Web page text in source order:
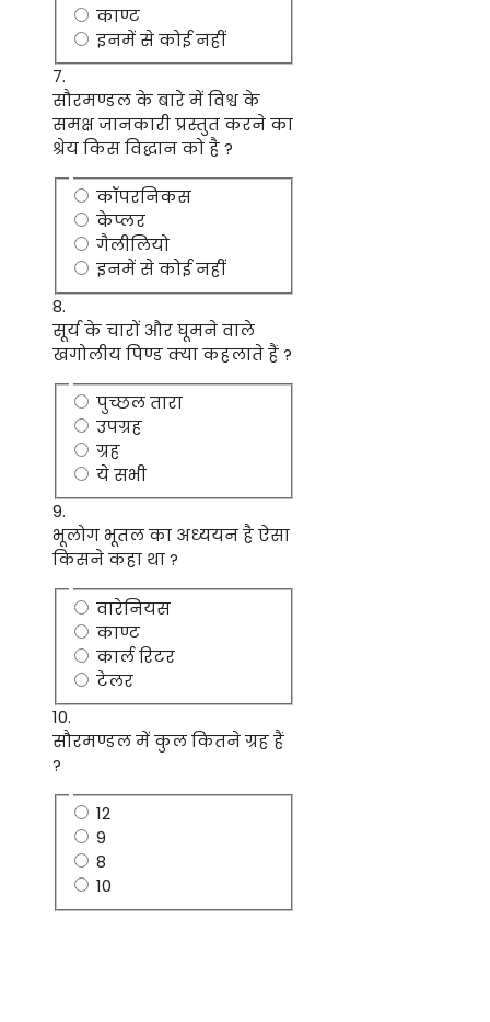
काण्ट
इनमें से कोई नहीं
7.
सौरमण्डल के बारे में विश्व के
समक्ष जानकारी प्रस्तुत करने का
श्रेय किस विद्धान को है ?
कॉपरनिकस
केप्लर
गैलीलियो
इनमें से कोई नहीं
8.
सूर्य के चारों और घूमने वाले
खगोलीय पिण्ड क्या कहलाते हैं ?
पुच्छल तारा
उपग्रह
ग्रह
ये सभी
9.
भूलोग भूतल का अध्ययन है ऐसा
किसने कहा था ?
वारेनियस
काण्ट
कार्ल रिटर
टेलर
10.
सौरमण्डल में कुल कितने ग्रह हैं
?
12
9
8
10